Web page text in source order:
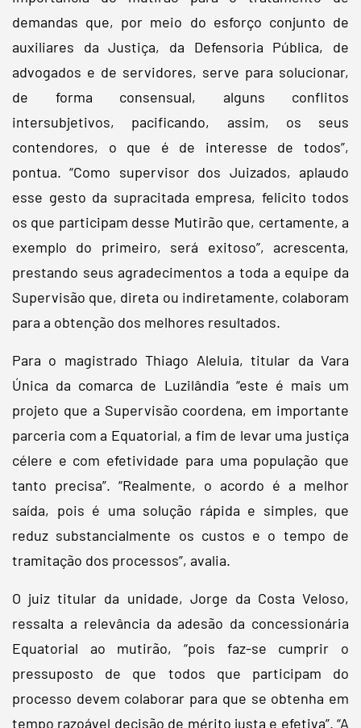
demandas que, por meio do esforço conjunto de
auxiliares da Justiça, da Defensoria Pública, de
advogados e de servidores, serve para solucionar,
de forma consensual, alguns conflitos
intersubjetivos, pacificando, assim, os seus
contendores, o que é de interesse de todos”,
pontua. “Como supervisor dos Juizados, aplaudo
esse gesto da supracitada empresa, felicito todos
os que participam desse Mutirão que, certamente, a
exemplo do primeiro, será exitoso”, acrescenta,
prestando seus agradecimentos a toda a equipe da
Supervisão que, direta ou indiretamente, colaboram
para a obtenção dos melhores resultados.
Para o magistrado Thiago Aleluia, titular da Vara
Única da comarca de Luzilândia “este é mais um
projeto que a Supervisão coordena, em importante
parceria com a Equatorial, a fim de levar uma justiça
célere e com efetividade para uma população que
tanto precisa”. “Realmente, o acordo é a melhor
saída, pois é uma solução rápida e simples, que
reduz substancialmente os custos e o tempo de
tramitação dos processos”, avalia.
O juiz titular da unidade, Jorge da Costa Veloso,
ressalta a relevância da adesão da concessionária
Equatorial ao mutirão, “pois faz-se cumprir o
pressuposto de que todos que participam do
processo devem colaborar para que se obtenha em
tempo razoável decisão de mérito justa e efetiva”. “A